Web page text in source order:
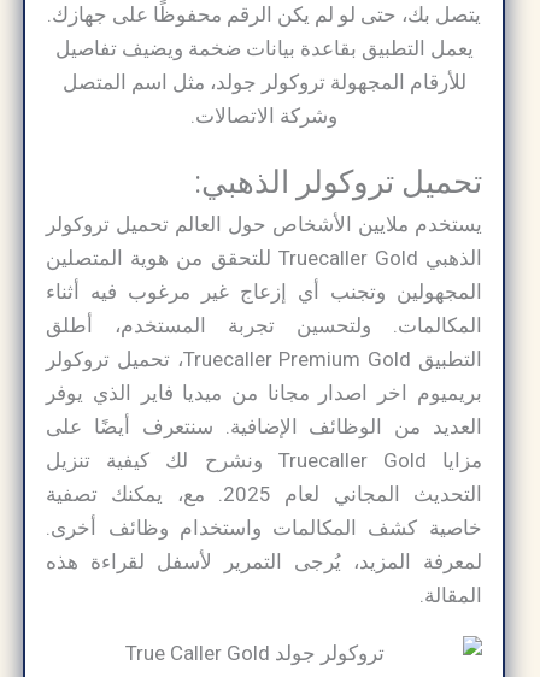
يتصل بك، حتى لو لم يكن الرقم محفوظًا على جهازك.
يعمل التطبيق بقاعدة بيانات ضخمة ويضيف تفاصيل
للأرقام المجهولة تروكولر جولد، مثل اسم المتصل
وشركة الاتصالات.
تحميل تروكولر الذهبي:
يستخدم ملايين الأشخاص حول العالم تحميل تروكولر
الذهبي Truecaller Gold للتحقق من هوية المتصلين
المجهولين وتجنب أي إزعاج غير مرغوب فيه أثناء
المكالمات. ولتحسين تجربة المستخدم، أطلق
التطبيق Truecaller Premium Gold، تحميل تروكولر
بريميوم اخر اصدار مجانا من ميديا فاير الذي يوفر
العديد من الوظائف الإضافية. سنتعرف أيضًا على
مزايا Truecaller Gold ونشرح لك كيفية تنزيل
التحديث المجاني لعام 2025. مع، يمكنك تصفية
خاصية كشف المكالمات واستخدام وظائف أخرى.
لمعرفة المزيد، يُرجى التمرير لأسفل لقراءة هذه
المقالة.